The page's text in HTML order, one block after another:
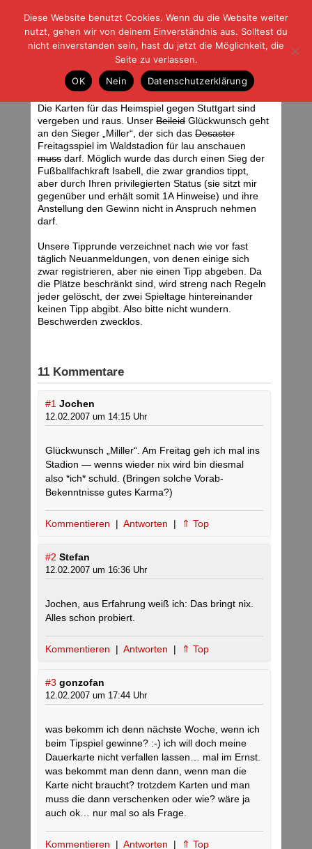
| | |BLOG-GFußball und der Rest
HOME|REGELN|IMPRESSUM |DATENSCHUTZ
Expertentipp: 22. Spieltag
Montag, 12.02.07 | 13:59 Uhr
Die Karten für das Heimspiel gegen Stuttgart sind
vergeben und raus. Unser Beileid Glückwunsch geht
an den Sieger „Miller“, der sich das Desaster
Freitagsspiel im Waldstadion für lau anschauen
muss darf. Möglich wurde das durch einen Sieg der
Fußballfachkraft Isabell, die zwar grandios tippt,
aber durch Ihren privilegierten Status (sie sitzt mir
gegenüber und erhält somit 1A Hinweise) und ihre
Anstellung den Gewinn nicht in Anspruch nehmen
darf.
Unsere Tipprunde verzeichnet nach wie vor fast
täglich Neuanmeldungen, von denen einige sich
zwar registrieren, aber nie einen Tipp abgeben. Da
die Plätze beschränkt sind, wird streng nach Regeln
jeder gelöscht, der zwei Spieltage hintereinander
keinen Tipp abgibt. Also bitte nicht wundern.
Beschwerden zwecklos.
11 Kommentare
#1 Jochen
12.02.2007 um 14:15 Uhr
Glückwunsch „Miller“. Am Freitag geh ich mal ins
Stadion — wenns wieder nix wird bin diesmal
also *ich* schuld. (Bringen solche Vorab-
Bekenntnisse gutes Karma?)
Kommentieren | Antworten | ⇑ Top
#2 Stefan
12.02.2007 um 16:36 Uhr
Jochen, aus Erfahrung weiß ich: Das bringt nix.
Alles schon probiert.
Kommentieren | Antworten | ⇑ Top
#3 gonzofan
12.02.2007 um 17:44 Uhr
was bekomm ich denn nächste Woche, wenn ich
beim Tipspiel gewinne? :-) ich will doch meine
Dauerkarte nicht verfallen lassen… mal im Ernst.
was bekommt man denn dann, wenn man die
Karte nicht braucht? trotzdem Karten und man
muss die dann verschenken oder wie? wäre ja
auch ok… nur mal so als Frage.
Kommentieren | Antworten | ⇑ Top
Diese Website benutzt Cookies. Wenn du die Website weiter
nutzt, gehen wir von deinem Einverständnis aus. Solltest du
nicht einverstanden sein, hast du jetzt die Möglichkeit, die
Seite zu verlassen.
OK
Nein Datenschutzerklärung